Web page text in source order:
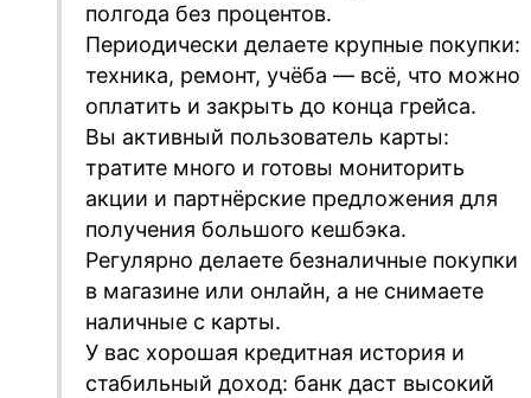
полгода без процентов.
Периодически делаете крупные покупки:
техника, ремонт, учёба — всё, что можно
оплатить и закрыть до конца грейса.
Вы активный пользователь карты:
тратите много и готовы мониторить
акции и партнёрские предложения для
получения большого кешбэка.
Регулярно делаете безналичные покупки
в магазине или онлайн, а не снимаете
наличные с карты.
У вас хорошая кредитная история и
стабильный доход: банк даст высокий